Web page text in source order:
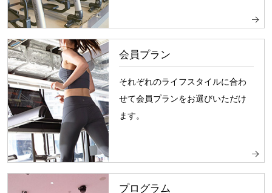
会員プラン
それぞれのライフスタイルに合わ
せて会員プランをお選びいただけ
ます。
プログラム